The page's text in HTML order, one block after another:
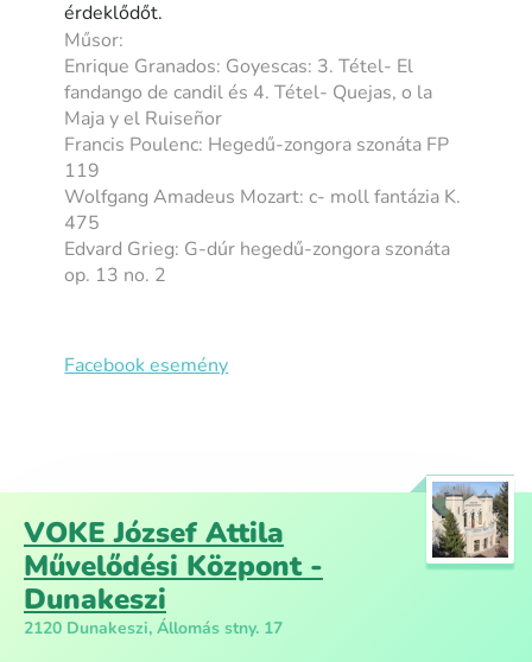
érdeklődőt.
Műsor:
Enrique Granados: Goyescas: 3. Tétel- El
fandango de candil és 4. Tétel- Quejas, o la
Maja y el Ruiseñor
Francis Poulenc: Hegedű-zongora szonáta FP
119
Wolfgang Amadeus Mozart: c- moll fantázia K.
475
Edvard Grieg: G-dúr hegedű-zongora szonáta
op. 13 no. 2
Facebook esemény
VOKE József Attila
Művelődési Központ -
Dunakeszi
2120 Dunakeszi, Állomás stny. 17